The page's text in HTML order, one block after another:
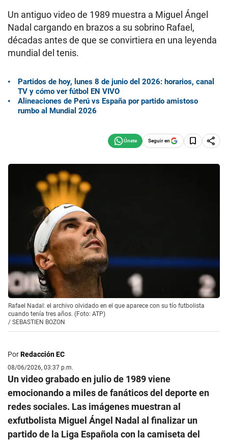
Un antiguo video de 1989 muestra a Miguel Ángel
Nadal cargando en brazos a su sobrino Rafael,
décadas antes de que se convirtiera en una leyenda
mundial del tenis.
Partidos de hoy, lunes 8 de junio del 2026: horarios, canal
TV y cómo ver fútbol EN VIVO
Alineaciones de Perú vs España por partido amistoso
rumbo al Mundial 2026
Seguir en
Rafael Nadal: el archivo olvidado en el que aparece con su tío futbolista
cuando tenía tres años. (Foto: ATP)
/ SEBASTIEN BOZON
PorRedacción EC
08/06/2026, 03:37 p.m.
Un video grabado en julio de 1989 viene
emocionando a miles de fanáticos del deporte en
redes sociales. Las imágenes muestran al
exfutbolista Miguel Ángel Nadal al finalizar un
partido de la Liga Española con la camiseta del